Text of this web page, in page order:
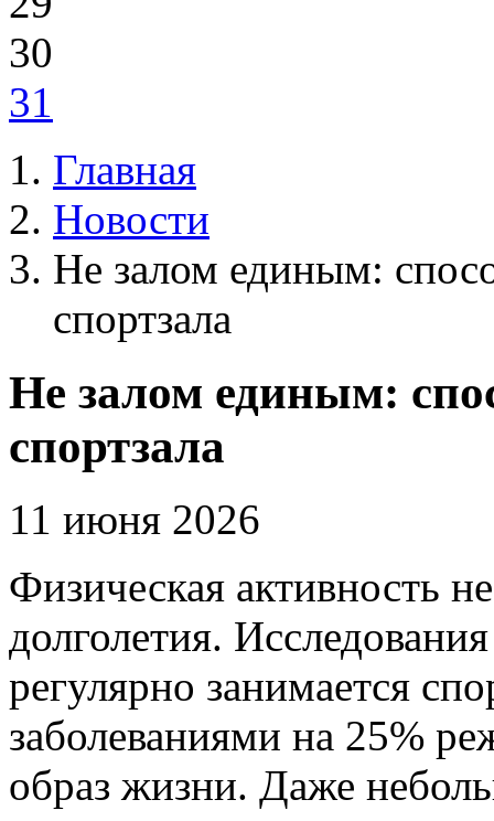
30
31
Главная
Новости
Не залом единым:
спортзала
Не залом единым:
спортзала
11 июня 2026
Физическая активность
долголетия.
регулярно занимается
заболеваниями на 25%
образ жизни. Даже